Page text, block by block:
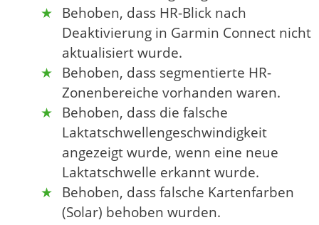
Behoben, dass HR-Blick nach
Deaktivierung in Garmin Connect nicht
aktualisiert wurde.
Behoben, dass segmentierte HR-
Zonenbereiche vorhanden waren.
Behoben, dass die falsche
Laktatschwellengeschwindigkeit
angezeigt wurde, wenn eine neue
Laktatschwelle erkannt wurde.
Behoben, dass falsche Kartenfarben
(Solar) behoben wurden.